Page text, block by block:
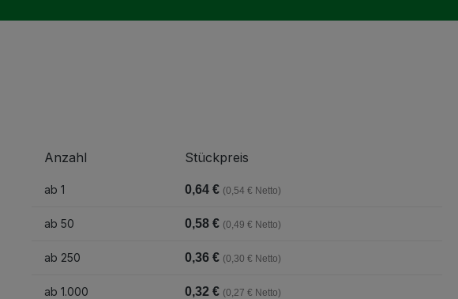
Anzahl Stückpreis
ab 1 0,64 € (0,54 € Netto)
ab 50 0,58 € (0,49 € Netto)
ab 250 0,36 € (0,30 € Netto)
ab 1.000 0,32 € (0,27 € Netto)